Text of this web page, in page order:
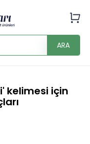
ARA
kelimesi için